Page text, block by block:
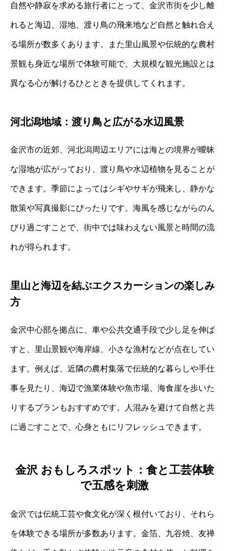
自然や静寂を求める旅行者にとって、金沢市街を少し離
れると海辺、湿地、渡り鳥の飛来地など自然と触れ合え
る場所が数多くあります。また里山風景や伝統的な農村
景観も身近な場所で体験可能で、大規模な観光施設とは
異なる心が解けるひとときを提供してくれます。
河北潟地域：渡り鳥と広がる水辺風景
金沢市の近郊、河北潟周辺エリアには海との境界が曖昧
な湿地が広がっており、渡り鳥や水辺植物を見ることが
できます。季節によってはシギやサギが飛来し、静かな
散策や写真撮影にぴったりです。海風を感じながらのん
びり過ごすことで、街中では味わえない風景と時間の流
れが得られます。
里山と海辺を結ぶエクスカーションの楽しみ
方
金沢中心部を拠点に、車や公共交通手段で少し足を伸ば
すと、里山景観や海岸線、小さな漁村などが点在してい
ます。例えば、近隣の農村集落で伝統的な暮らしや手仕
事を見たり、海辺で漁業体験や魚市場、海食崖を歩いた
りするプランもおすすめです。人混みを避けて自然と共
に過ごすことで、心身ともにリフレッシュできます。
金沢 おもしろスポット：食と工芸体験
で五感を刺激
金沢では伝統工芸や食文化が深く根付いており、それら
を体験できる場所が多数あります。金箔、九谷焼、友禅